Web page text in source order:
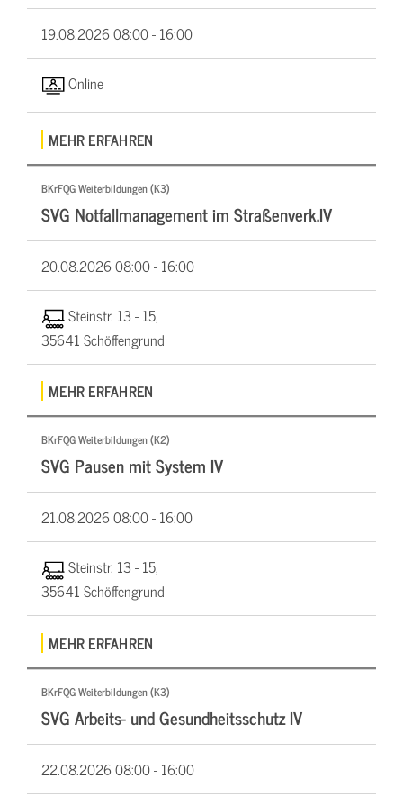
19.08.202608:00 - 16:00
Online
MEHR ERFAHREN
BKrFQG Weiterbildungen (K3)
SVG Notfallmanagement im Straßenverk.IV
20.08.202608:00 - 16:00
Steinstr. 13 - 15,
35641 Schöffengrund
MEHR ERFAHREN
BKrFQG Weiterbildungen (K2)
SVG Pausen mit System IV
21.08.202608:00 - 16:00
Steinstr. 13 - 15,
35641 Schöffengrund
MEHR ERFAHREN
BKrFQG Weiterbildungen (K3)
SVG Arbeits- und Gesundheitsschutz IV
22.08.202608:00 - 16:00